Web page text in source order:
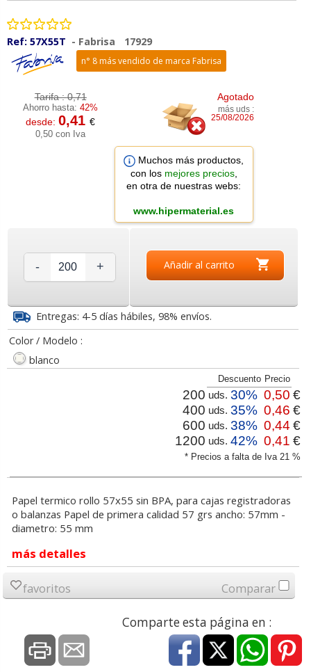
Ref: 57X55T - Fabrisa 17929
n° 8 más vendido de marca Fabrisa
Tarifa :0,71
Ahorro hasta:42%
desde:0,41€
0,50 con Iva
Agotado
más uds :
25/08/2026
Muchos más productos,
con los mejores precios,
en otra de nuestras webs:
www.hipermaterial.es
- + Añadir al carrito
Entregas: 4-5 días hábiles, 98% envíos.
Color / Modelo :
blanco
* Precios a falta de Iva 21 %
Descuento Precio
200 uds. 30% 0,50 €
400 uds. 35% 0,46 €
600 uds. 38% 0,44 €
1200 uds. 42% 0,41 €
Papel termico rollo 57x55 sin BPA, para cajas registradoras
o balanzas Papel de primera calidad 57 grs ancho: 57mm -
diametro: 55 mm
más detalles
favoritos Comparar
Comparte esta página en :